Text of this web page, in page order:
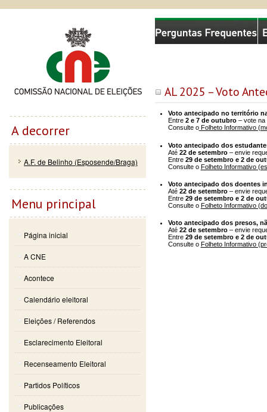
AL 2025 – Voto
Voto antecipado no território
Entre 2 e 7 de outubro– vote na
Consulte oFolheto Informativo
Voto antecipado dos
Até 22 de setembro– envie
Entre 29 de setembro e 2 de
Consulte o Folheto Informativo
Voto antecipado dos doentes
Até 22 de setembro– envie
Entre 29 de setembro e 2 de
Consulte o Folheto Informativo
Voto antecipado dos presos,
Até 22 de setembro– envie
Entre 29 de setembro e 2 de
Consulte o Folheto Informativo
Comissão Nacional de Eleições
A decorrer
A.F. de Belinho (Esposende/Braga)
Menu principal
Página inicial
A CNE
Acontece
Calendário eleitoral
Eleições / Referendos
Esclarecimento Eleitoral
Recenseamento Eleitoral
Partidos Políticos
Publicações